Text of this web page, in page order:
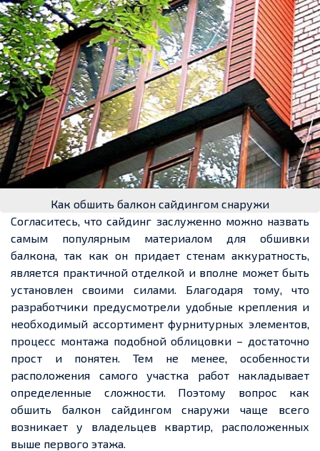
Как обшить балкон сайдингом снаружи
Согласитесь, что сайдинг заслуженно можно назвать
самым популярным материалом для обшивки
балкона, так как он придает стенам аккуратность,
является практичной отделкой и вполне может быть
установлен своими силами. Благодаря тому, что
разработчики предусмотрели удобные крепления и
необходимый ассортимент фурнитурных элементов,
процесс монтажа подобной облицовки – достаточно
прост и понятен. Тем не менее, особенности
расположения самого участка работ накладывает
определенные сложности. Поэтому вопрос как
обшить балкон сайдингом снаружи чаще всего
возникает у владельцев квартир, расположенных
выше первого этажа.